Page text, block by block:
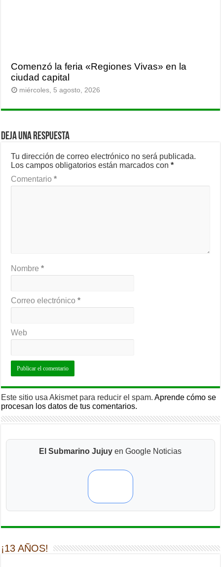
Comenzó la feria «Regiones Vivas» en la
ciudad capital
miércoles, 5 agosto, 2026
Deja una respuesta
Tu dirección de correo electrónico no será publicada.
Los campos obligatorios están marcados con*
Comentario*
Nombre*
Correo electrónico*
Web
Este sitio usa Akismet para reducir el spam.Aprende cómo se
procesan los datos de tus comentarios.
El Submarino Jujuy en Google Noticias
¡13 AÑOS!